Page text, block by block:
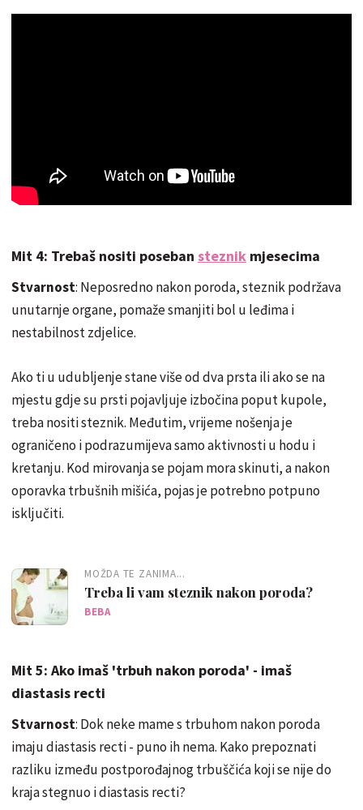
Mit 4: Trebaš nositi poseban steznik mjesecima
Stvarnost: Neposredno nakon poroda, steznik podržava
unutarnje organe, pomaže smanjiti bol u leđima i
nestabilnost zdjelice.
Ako ti u udubljenje stane više od dva prsta ili ako se na
mjestu gdje su prsti pojavljuje izbočina poput kupole,
treba nositi steznik. Međutim, vrijeme nošenja je
ograničeno i podrazumijeva samo aktivnosti u hodu i
kretanju. Kod mirovanja se pojam mora skinuti, a nakon
oporavka trbušnih mišića, pojas je potrebno potpuno
isključiti.
MOŽDA TE ZANIMA...
Treba li vam steznik nakon poroda?
BEBA
Mit 5: Ako imaš 'trbuh nakon poroda' - imaš
diastasis recti
Stvarnost: Dok neke mame s trbuhom nakon poroda
imaju diastasis recti - puno ih nema. Kako prepoznati
razliku između postporođajnog trbuščića koji se nije do
kraja stegnuo i diastasis recti?